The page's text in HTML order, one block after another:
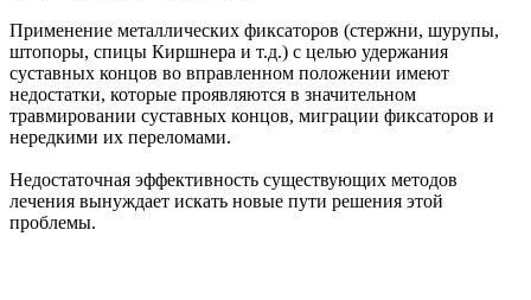
Применение металлических фиксаторов (стержни, шурупы,
штопоры, спицы Киршнера и т.д.) с целью удержания
суставных концов во вправленном положении имеют
недостатки, которые проявляются в значительном
травмировании суставных концов, миграции фиксаторов и
нередкими их переломами.
Недостаточная эффективность существующих методов
лечения вынуждает искать новые пути решения этой
проблемы.